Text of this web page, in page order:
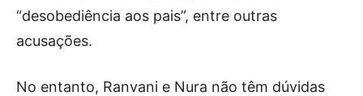
“desobediência aos pais”, entre outras
acusações.
No entanto, Ranvani e Nura não têm dúvidas